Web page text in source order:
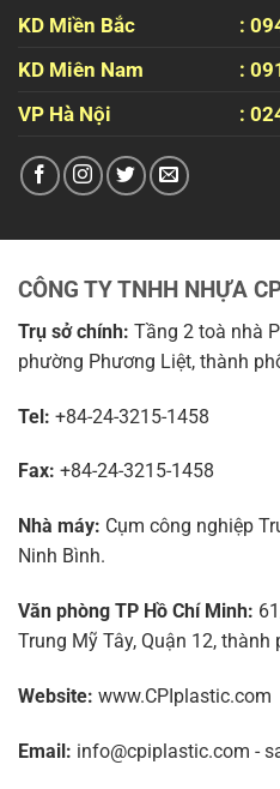
KD Miền Bắc
:
KD Miên Nam
:
VP Hà Nội
:
CÔNG TY TNHH NHỰA
Trụ sở chính: Tầng 2 toà nhà
phường Phương Liệt, thành
Tel: +84-24-3215-1458
Fax: +84-24-3215-1458
Nhà máy: Cụm công nghiệp
Ninh Bình.
Văn phòng TP Hồ Chí Minh:
Trung Mỹ Tây, Quận 12,
Website: www.CPIplastic.com
Email: info@cpiplastic.com -